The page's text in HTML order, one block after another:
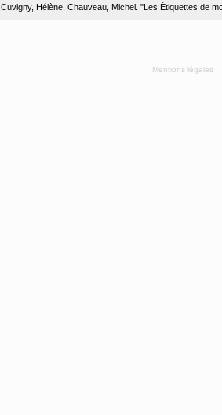
Cuvigny, Hélène, Chauveau, Michel. "Les Étiquettes de
Mentions légales